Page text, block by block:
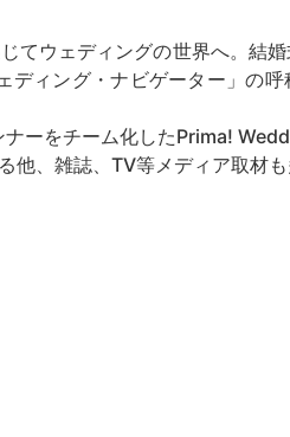
てウェディングの世界へ。結
ィング・ナビゲーター」の
ーをチーム化したPrima!
、雑誌、TV等メディア取材も